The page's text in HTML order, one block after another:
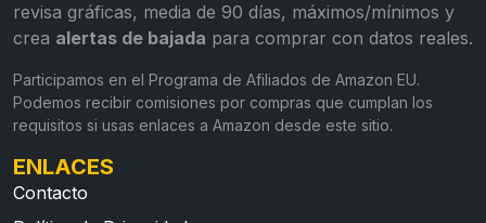
revisa gráficas, media de 90 días, máximos/mínimos y
crea alertas de bajada para comprar con datos reales.
Participamos en el Programa de Afiliados de Amazon EU.
Podemos recibir comisiones por compras que cumplan los
requisitos si usas enlaces a Amazon desde este sitio.
ENLACES
Contacto